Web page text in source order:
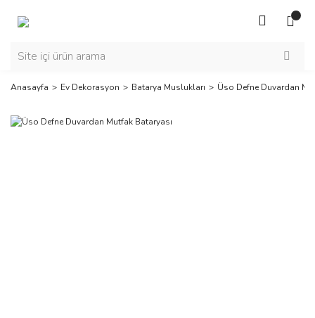
Anasayfa Ev Dekorasyon Batarya Muslukları Üso Defne Duvardan